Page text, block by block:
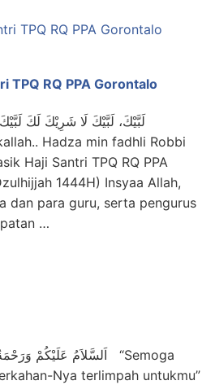
TPQ RQ PPA Gorontalo
لَبَّيْكَ، لَبَّيْكَ لَا شَرِيْكَ لَكَ
Hadza min fadhli Robbi
Haji Santri TPQ RQ PPA
1444H) Insyaa Allah,
dan para guru, serta pengurus
…
Nya terlimpah untukmu”